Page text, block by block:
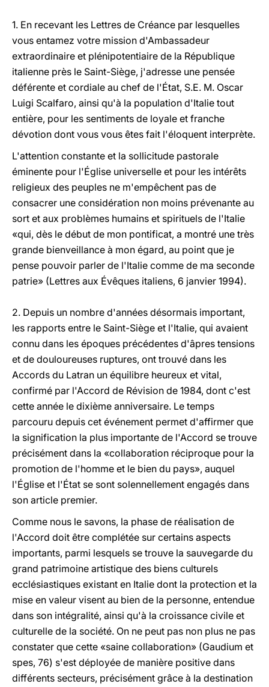
1. En recevant les Lettres de Créance par lesquelles
vous entamez votre mission d'Ambassadeur
extraordinaire et plénipotentiaire de la République
italienne près le Saint-Siège, j'adresse une pensée
déférente et cordiale au chef de l'État, S.E. M. Oscar
Luigi Scalfaro, ainsi qu'à la population d'Italie tout
entière, pour les sentiments de loyale et franche
dévotion dont vous vous êtes fait l'éloquent interprète.
L'attention constante et la sollicitude pastorale
éminente pour l'Église universelle et pour les intérêts
religieux des peuples ne m'empêchent pas de
consacrer une considération non moins prévenante au
sort et aux problèmes humains et spirituels de l'Italie
«qui, dès le début de mon pontificat, a montré une très
grande bienveillance à mon égard, au point que je
pense pouvoir parler de l'Italie comme de ma seconde
patrie» (Lettres aux Évêques italiens, 6 janvier 1994).
2. Depuis un nombre d'années désormais important,
les rapports entre le Saint-Siège et l'Italie, qui avaient
connu dans les époques précédentes d'âpres tensions
et de douloureuses ruptures, ont trouvé dans les
Accords du Latran un équilibre heureux et vital,
confirmé par l'Accord de Révision de 1984, dont c'est
cette année le dixième anniversaire. Le temps
parcouru depuis cet événement permet d'affirmer que
la signification la plus importante de l'Accord se trouve
précisément dans la «collaboration réciproque pour la
promotion de l'homme et le bien du pays», auquel
l'Église et l'État se sont solennellement engagés dans
son article premier.
Comme nous le savons, la phase de réalisation de
l'Accord doit être complétée sur certains aspects
importants, parmi lesquels se trouve la sauvegarde du
grand patrimoine artistique des biens culturels
ecclésiastiques existant en Italie dont la protection et la
mise en valeur visent au bien de la personne, entendue
dans son intégralité, ainsi qu'à la croissance civile et
culturelle de la société. On ne peut pas non plus ne pas
constater que cette «saine collaboration» (Gaudium et
spes, 76) s'est déployée de manière positive dans
différents secteurs, précisément grâce à la destination